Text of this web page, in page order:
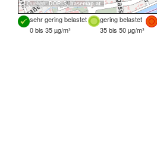
Quellen: DORIS, basemap.at
sehr gering belastet gering belastet
0 bis 35 µg/m³
35 bis 50 µg/m³